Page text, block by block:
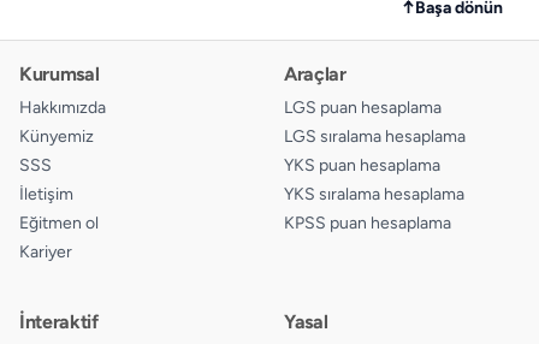
↑Başa dönün
Kurumsal
Hakkımızda
Künyemiz
SSS
İletişim
Eğitmen ol
Kariyer
Araçlar
LGS puan hesaplama
LGS sıralama hesaplama
YKS puan hesaplama
YKS sıralama hesaplama
KPSS puan hesaplama
İnteraktif Yasal